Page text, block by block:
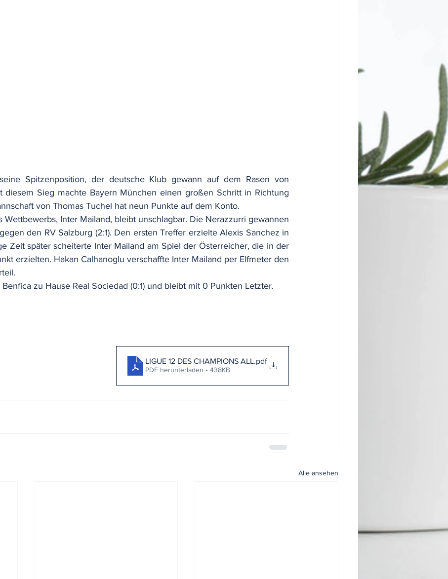
Spitzenposition, der deutsche Klub gewann auf dem Rasen von
diesem Sieg machte Bayern München einen großen Schritt in Richtung
von Thomas Tuchel hat neun Punkte auf dem Konto.
Wettbewerbs, Inter Mailand, bleibt unschlagbar. Die Nerazzurri gewannen
den RV Salzburg (2:1). Den ersten Treffer erzielte Alexis Sanchez in
Zeit später scheiterte Inter Mailand am Spiel der Österreicher, die in der
erzielten. Hakan Calhanoglu verschaffte Inter Mailand per Elfmeter den
zu Hause Real Sociedad (0:1) und bleibt mit 0 Punkten Letzter.
LIGUE 12 DES CHAMPIONS ALL.pdf
PDF herunterladen • 438KB
Alle ansehen